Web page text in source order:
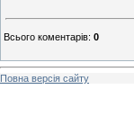
Всього коментарів: 0
Повна версія сайту